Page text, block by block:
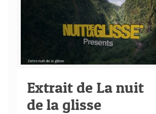
Extrait de La nuit
de la glisse